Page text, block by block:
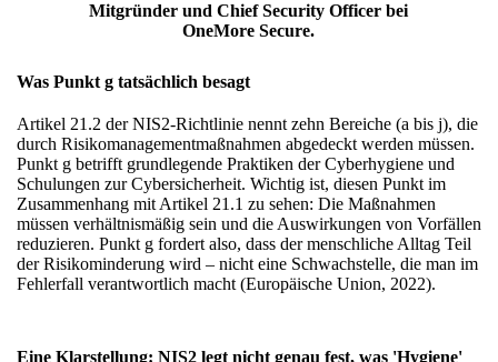
Mitgründer und Chief Security Officer bei
OneMore Secure.
Was Punkt g tatsächlich besagt
Artikel 21.2 der NIS2-Richtlinie nennt zehn Bereiche (a bis j), die
durch Risikomanagementmaßnahmen abgedeckt werden müssen.
Punkt g betrifft grundlegende Praktiken der Cyberhygiene und
Schulungen zur Cybersicherheit. Wichtig ist, diesen Punkt im
Zusammenhang mit Artikel 21.1 zu sehen: Die Maßnahmen
müssen verhältnismäßig sein und die Auswirkungen von Vorfällen
reduzieren. Punkt g fordert also, dass der menschliche Alltag Teil
der Risikominderung wird – nicht eine Schwachstelle, die man im
Fehlerfall verantwortlich macht (Europäische Union, 2022).
Eine Klarstellung: NIS2 legt nicht genau fest, was 'Hygiene'